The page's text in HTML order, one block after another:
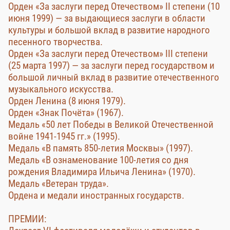
Орден «За заслуги перед Отечеством» II степени (10
июня 1999) — за выдающиеся заслуги в области
культуры и большой вклад в развитие народного
песенного творчества.
Орден «За заслуги перед Отечеством» III степени
(25 марта 1997) — за заслуги перед государством и
большой личный вклад в развитие отечественного
музыкального искусства.
Орден Ленина (8 июня 1979).
Орден «Знак Почёта» (1967).
Медаль «50 лет Победы в Великой Отечественной
войне 1941-1945 гг.» (1995).
Медаль «В память 850-летия Москвы» (1997).
Медаль «В ознаменование 100-летия со дня
рождения Владимира Ильича Ленина» (1970).
Медаль «Ветеран труда».
Ордена и медали иностранных государств.
ПРЕМИИ: